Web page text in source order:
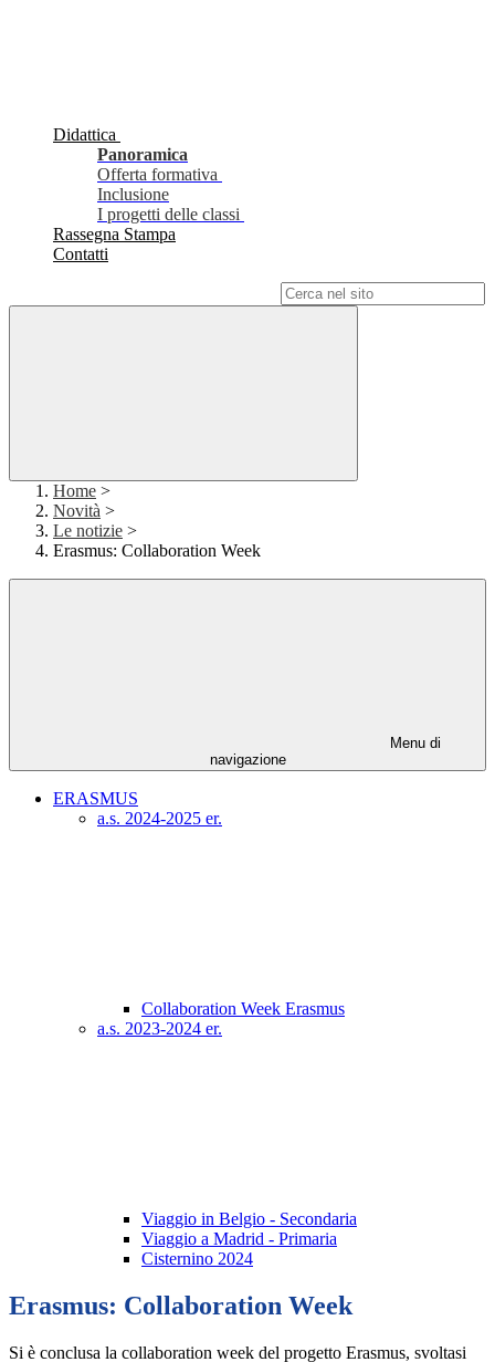
Didattica
Panoramica
Offerta formativa
Inclusione
I progetti delle classi
Rassegna Stampa
Contatti
Home >
Novità >
Le notizie >
Erasmus: Collaboration Week
Menu di
navigazione
ERASMUS
a.s. 2024-2025 er.
Collaboration Week Erasmus
a.s. 2023-2024 er.
Viaggio in Belgio - Secondaria
Viaggio a Madrid - Primaria
Cisternino 2024
Erasmus: Collaboration Week
Si è conclusa la collaboration week del progetto Erasmus, svoltasi